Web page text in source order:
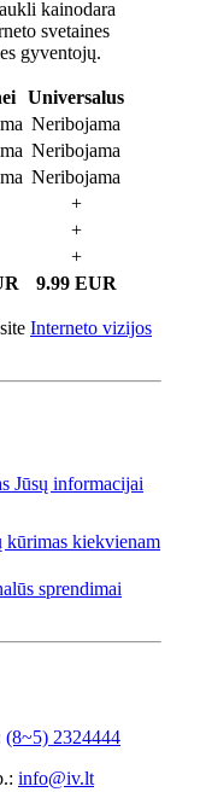
kainodara
svetaines
gyventojų.
Universalus
Neribojama
Neribojama
Neribojama
+
+
+
9.99 EUR
Interneto vizijos
(8~5) 2324444
info@iv.lt